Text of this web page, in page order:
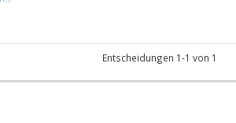
Entscheidungen 1-1 von 1